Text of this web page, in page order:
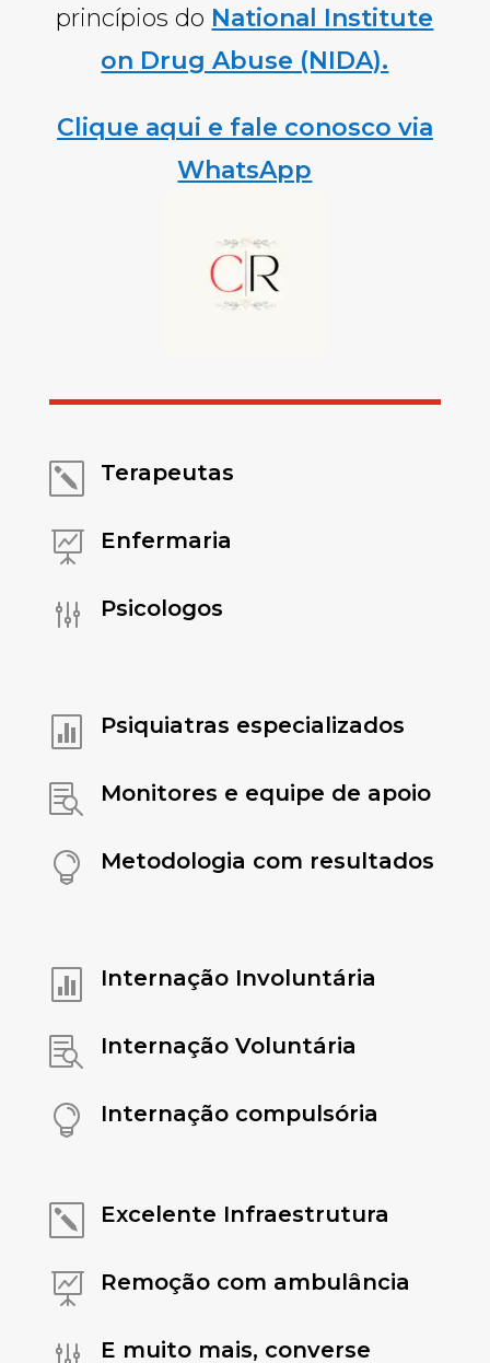
princípios do National Institute
on Drug Abuse (NIDA).
Clique aqui e fale conosco via
WhatsApp
k Terapeutas
 Enfermaria
g Psicologos
 Psiquiatras especializados
 Monitores e equipe de apoio
 Metodologia com resultados
 Internação Involuntária
 Internação Voluntária
 Internação compulsória
k Excelente Infraestrutura
 Remoção com ambulância
E muito mais, converse